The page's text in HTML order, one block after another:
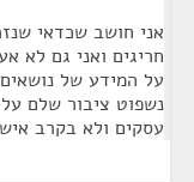
אני חושב שכדאי
חריגים ואני גם לא
על המידע של נושאים
נשפוט ציבור שלם
עסקים ולא בקרב